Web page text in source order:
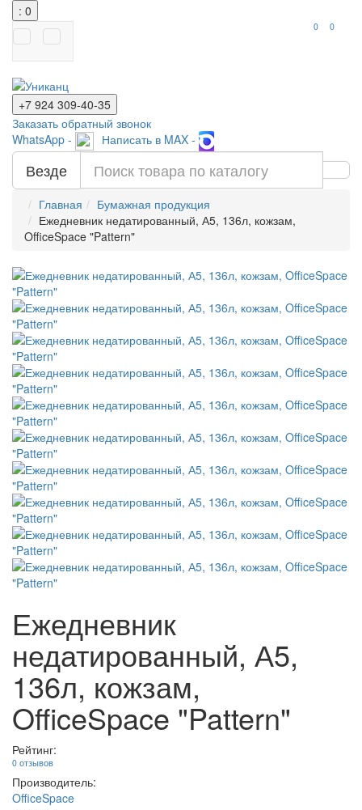
: 0
0 0
+7 924 309-40-35
Заказать обратный звонок
WhatsApp -
Написать в MAX -
Везде
Главная
Бумажная продукция
Ежедневник недатированный, А5, 136л, кожзам,
OfficeSpace "Pattern"
Ежедневник
недатированный, А5,
136л, кожзам,
OfficeSpace "Pattern"
Рейтинг:
0 отзывов
Производитель:
OfficeSpace